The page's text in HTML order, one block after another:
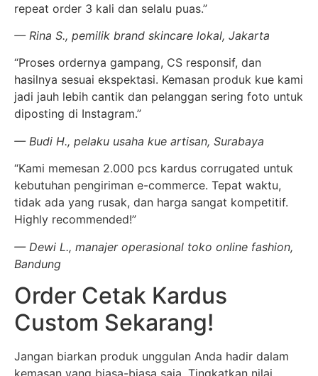
repeat order 3 kali dan selalu puas.”
— Rina S., pemilik brand skincare lokal, Jakarta
“Proses ordernya gampang, CS responsif, dan
hasilnya sesuai ekspektasi. Kemasan produk kue kami
jadi jauh lebih cantik dan pelanggan sering foto untuk
diposting di Instagram.”
— Budi H., pelaku usaha kue artisan, Surabaya
“Kami memesan 2.000 pcs kardus corrugated untuk
kebutuhan pengiriman e-commerce. Tepat waktu,
tidak ada yang rusak, dan harga sangat kompetitif.
Highly recommended!”
— Dewi L., manajer operasional toko online fashion,
Bandung
Order Cetak Kardus
Custom Sekarang!
Jangan biarkan produk unggulan Anda hadir dalam
kemasan yang biasa-biasa saja. Tingkatkan nilai